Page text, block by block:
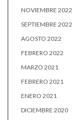
NOVIEMBRE 2022
SEPTIEMBRE 2022
AGOSTO 2022
FEBRERO 2022
MARZO 2021
FEBRERO 2021
ENERO 2021
DICIEMBRE 2020